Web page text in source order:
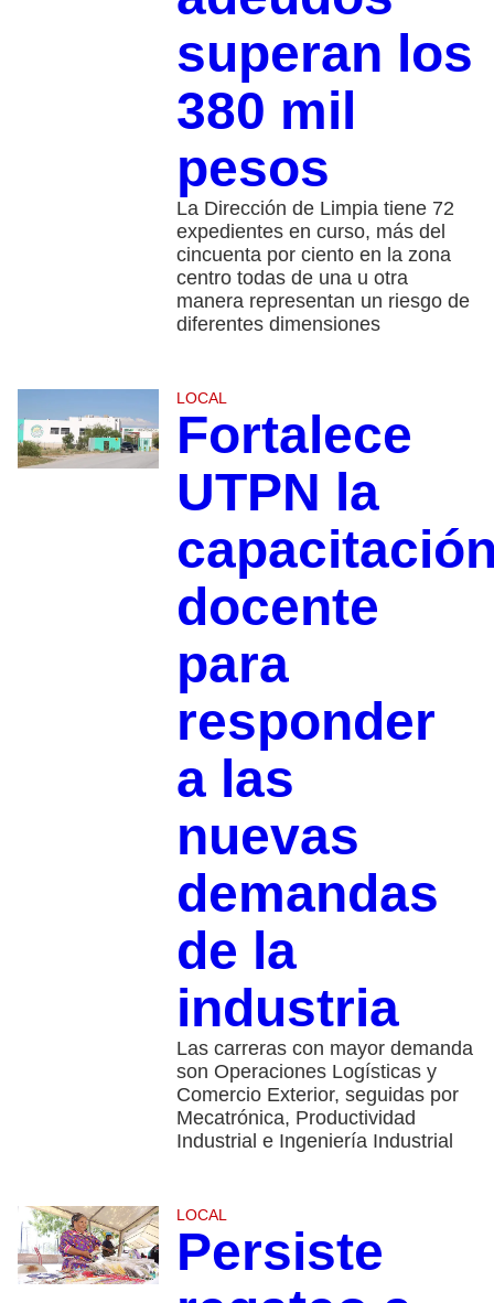
superan los
380 mil
pesos
La Dirección de Limpia tiene 72
expedientes en curso, más del
cincuenta por ciento en la zona
centro todas de una u otra
manera representan un riesgo de
diferentes dimensiones
LOCAL
Fortalece
UTPN la
docente
para
responder
a las
nuevas
demandas
de la
industria
Las carreras con mayor demanda
son Operaciones Logísticas y
Comercio Exterior, seguidas por
Mecatrónica, Productividad
Industrial e Ingeniería Industrial
LOCAL
Persiste